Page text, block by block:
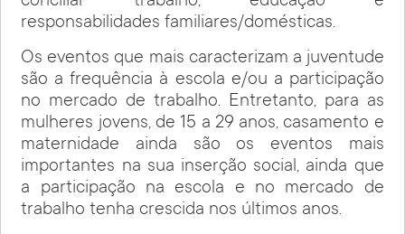
responsabilidades familiares/domésticas.
Os eventos que mais caracterizam a juventude
são a frequência à escola e/ou a participação
no mercado de trabalho. Entretanto, para as
mulheres jovens, de 15 a 29 anos, casamento e
maternidade ainda são os eventos mais
importantes na sua inserção social, ainda que
a participação na escola e no mercado de
trabalho tenha crescida nos últimos anos.